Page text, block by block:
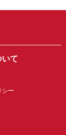
いて
シー